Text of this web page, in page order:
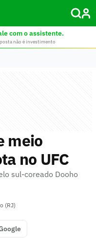
com o assistente.
não é investimento
meio
no UFC
sul-coreado Dooho
(RJ)